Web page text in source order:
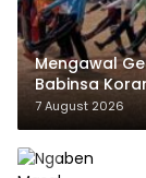
Mengawal
Babinsa
di Dua
7 August 2026